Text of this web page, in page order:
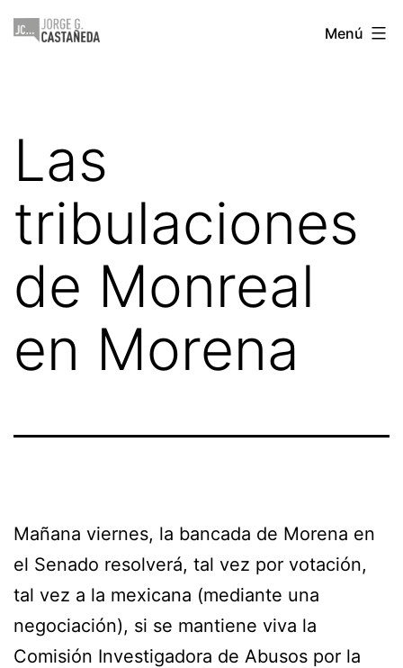
Saltar
Jorge
Menú
Las
tribulaciones
de Monreal
en Morena
Mañana viernes, la bancada de Morena en
el Senado resolverá, tal vez por votación,
tal vez a la mexicana (mediante una
negociación), si se mantiene viva la
Comisión Investigadora de Abusos por la